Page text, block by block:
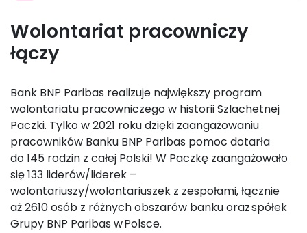
Wolontariat pracowniczy
łączy
Bank BNP Paribas realizuje największy program
wolontariatu pracowniczego w historii Szlachetnej
Paczki. Tylko w 2021 roku dzięki zaangażowaniu
pracowników Banku BNP Paribas pomoc dotarła
do 145 rodzin z całej Polski! W Paczkę zaangażowało
się 133 liderów/liderek –
wolontariuszy/wolontariuszek z zespołami, łącznie
aż 2610 osób z różnych obszarów banku oraz spółek
Grupy BNP Paribas w Polsce.